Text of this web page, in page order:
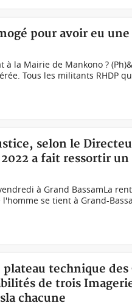
pour avoir eu
la Mairie de Mankono ?
Tous les militants RHDP
selon le
a fait ressortir un
à Grand BassamLa
se tient à Grand-
technique des
de trois
chacune